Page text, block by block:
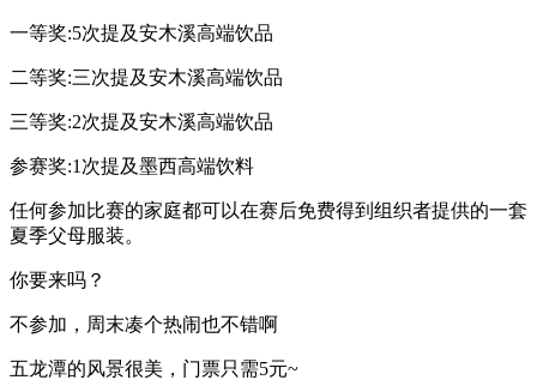
一等奖:5次提及安木溪高端饮品
二等奖:三次提及安木溪高端饮品
三等奖:2次提及安木溪高端饮品
参赛奖:1次提及墨西高端饮料
任何参加比赛的家庭都可以在赛后免费得到组织者提供的一套
夏季父母服装。
你要来吗？
不参加，周末凑个热闹也不错啊
五龙潭的风景很美，门票只需5元~